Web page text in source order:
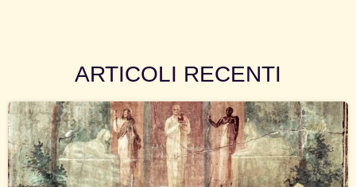
ARTICOLI RECENTI